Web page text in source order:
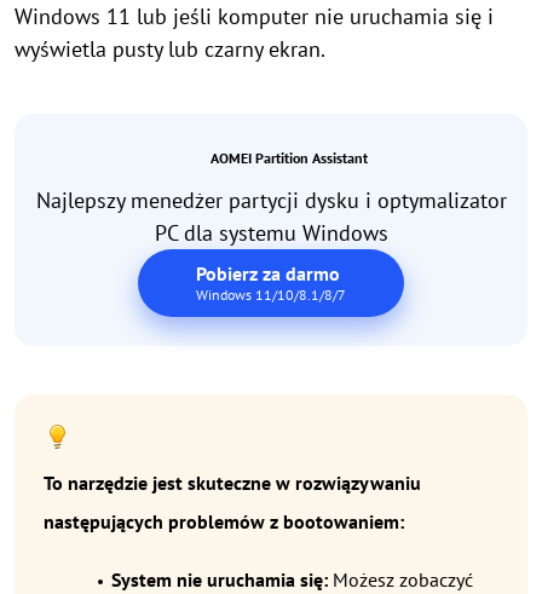
Windows 11 lub jeśli komputer nie uruchamia się i
wyświetla pusty lub czarny ekran.
AOMEI Partition Assistant
Najlepszy menedżer partycji dysku i optymalizator
PC dla systemu Windows
Pobierz za darmo
Windows 11/10/8.1/8/7
To narzędzie jest skuteczne w rozwiązywaniu
następujących problemów z bootowaniem:
System nie uruchamia się: Możesz zobaczyć